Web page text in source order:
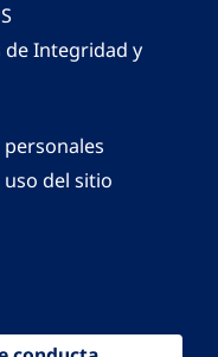
de Integridad y
del sitio